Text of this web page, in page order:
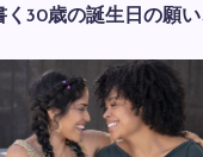
く30歳の誕生日の願